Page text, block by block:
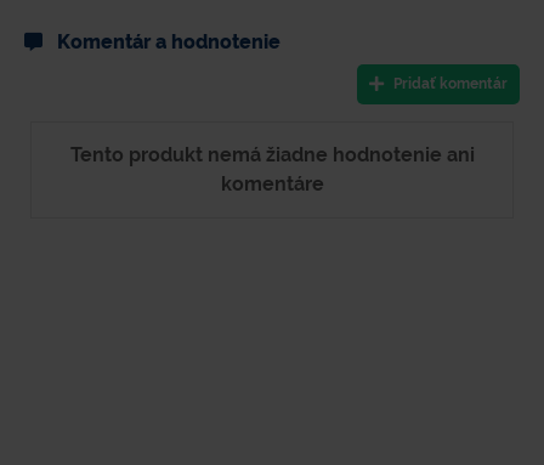
Komentár a hodnotenie
Pridať komentár
Tento produkt nemá žiadne hodnotenie ani
komentáre